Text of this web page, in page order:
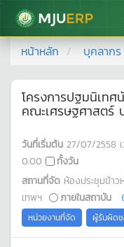
มหาวิทยาลัยแม่โจ้
หน้าหลัก บุคลากร
โครงการปฐมนิเทศ
คณะเศรษฐศาสตร์
วันที่เริ่มต้น 27/07/2558
0:00
ทั้งวัน
สถานที่จัด ห้องประชุมข้าว
เทพฯ
ภายในสถาบัน
หน่วยงานที่จัด ผู้รับผิด